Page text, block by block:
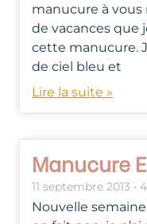
manucure à vous
de vacances que
cette manucure.
de ciel bleu et
Lire la suite »
Manucure
11 septembre 2013
Nouvelle